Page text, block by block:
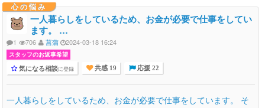
心の悩み
一人暮らしをしているため、お金が必要で仕事をしてい
ます。 …
1 706 菖蒲 2024-03-18 16:24
スタッフのお返事希望
気になる相談に登録 共感 19 応援 22
一人暮らしをしているため、お金が必要で仕事をしています。 そ